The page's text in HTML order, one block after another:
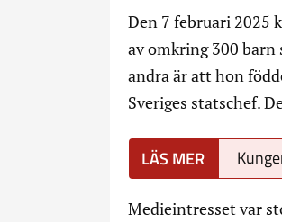
Den 7 februari 2025
av omkring 300 barn
andra är att hon
Sveriges statschef.
Medieintresset var